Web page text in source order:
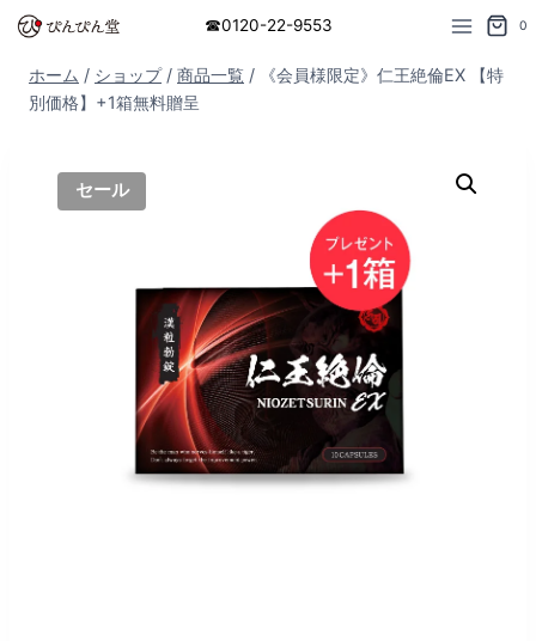
内
☎︎0120-22-9553 0
ホーム / ショップ / 商品一覧 /
《会員様限定》仁王絶倫EX 【特
別価格】+1箱無料贈呈
セール